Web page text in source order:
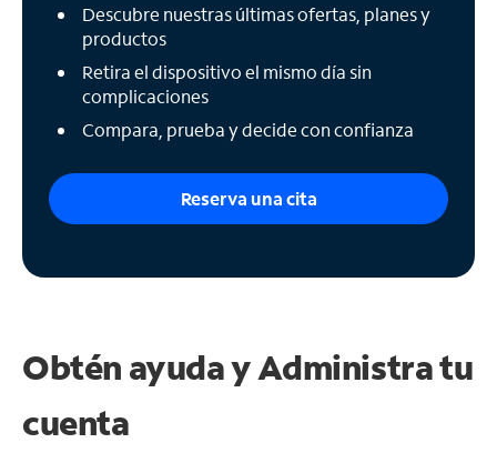
Descubre nuestras últimas ofertas, planes y
productos
Retira el dispositivo el mismo día sin
complicaciones
Compara, prueba y decide con confianza
Reserva una cita
Obtén ayuda yAdministra tu
cuenta